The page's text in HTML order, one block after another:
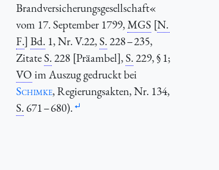
Brandversicherungsgesellschaft«
vom 17. September 1799,MGS [N.
F.] Bd. 1, Nr. V.22,S.228 – 235,
ZitateS.228 [Präambel],S.229, § 1;
VO im Auszug gedruckt bei
Schimke, Regierungsakten, Nr. 134,
S. 671 – 680).